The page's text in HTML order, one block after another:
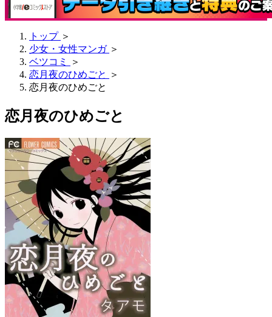
トップ ＞
少女・女性マンガ ＞
ベツコミ
＞
恋月夜のひめごと
＞
恋月夜のひめごと
恋月夜のひめごと